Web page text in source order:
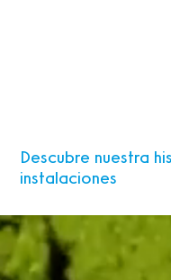
Descubre nuestra
instalaciones
Reproductor
vídeo